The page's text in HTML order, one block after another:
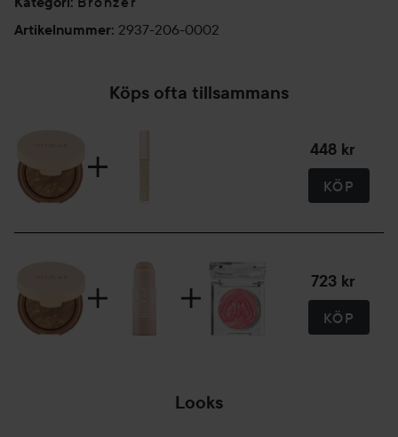
gyllene glow. Bygg upp i tunna lager för önskad intensitet
Face Definer 405.
Artikelnummer: 2937-206-0002
Köps ofta tillsammans
448 kr
KÖP
723 kr
KÖP
Looks